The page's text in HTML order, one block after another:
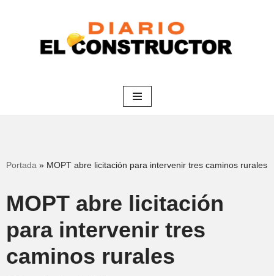
Portada » MOPT abre licitación para intervenir tres caminos rurales
MOPT abre licitación
para intervenir tres
caminos rurales